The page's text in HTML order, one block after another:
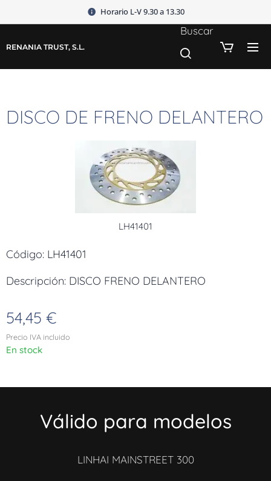
Horario L-V 9.30 a 13.30
RENANIA TRUST, S.L.
Buscar
DISCO DE FRENO DELANTERO
LH41401
Código: LH41401
Descripción: DISCO FRENO DELANTERO
54,45 €
Precio IVA incluido
En stock
Válido para modelos
LINHAI MAINSTREET 300